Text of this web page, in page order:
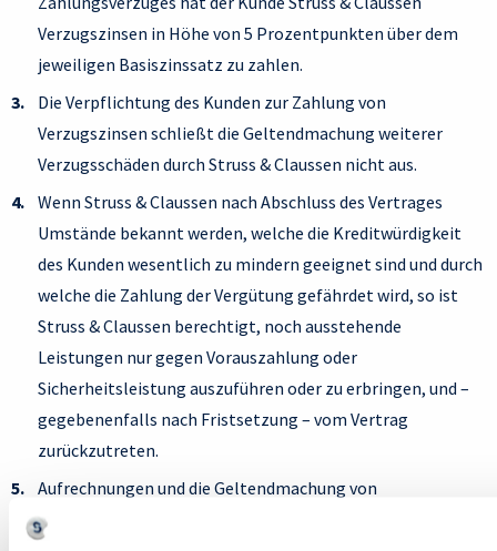
Verzugszinsen in Höhe von 5 Prozentpunkten über dem
jeweiligen Basiszinssatz zu zahlen.
Die Verpflichtung des Kunden zur Zahlung von
Verzugszinsen schließt die Geltendmachung weiterer
Verzugsschäden durch Struss & Claussen nicht aus.
Wenn Struss & Claussen nach Abschluss des Vertrages
Umstände bekannt werden, welche die Kreditwürdigkeit
des Kunden wesentlich zu mindern geeignet sind und durch
welche die Zahlung der Vergütung gefährdet wird, so ist
Struss & Claussen berechtigt, noch ausstehende
Leistungen nur gegen Vorauszahlung oder
Sicherheitsleistung auszuführen oder zu erbringen, und –
gegebenenfalls nach Fristsetzung – vom Vertrag
zurückzutreten.
Aufrechnungen und die Geltendmachung von
Zurückbehaltungsrechten sind nur zulässig, wenn die